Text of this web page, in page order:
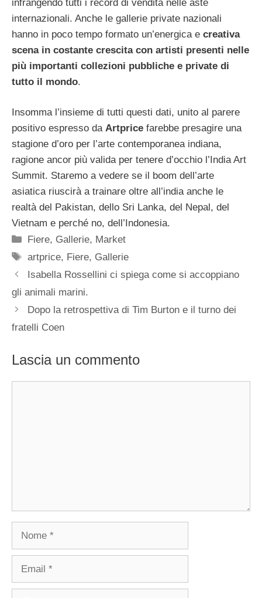
infrangendo tutti i record di vendita nelle aste
internazionali. Anche le gallerie private nazionali
hanno in poco tempo formato un’energica e creativa
scena in costante crescita con artisti presenti nelle
più importanti collezioni pubbliche e private di
tutto il mondo.
Insomma l’insieme di tutti questi dati, unito al parere
positivo espresso da Artprice farebbe presagire una
stagione d’oro per l’arte contemporanea indiana,
ragione ancor più valida per tenere d’occhio l’India Art
Summit. Staremo a vedere se il boom dell’arte
asiatica riuscirà a trainare oltre all’india anche le
realtà del Pakistan, dello Sri Lanka, del Nepal, del
Vietnam e perché no, dell’Indonesia.
Categorie
Fiere, Gallerie, Market
Tag
artprice, Fiere, Gallerie
Isabella Rossellini ci spiega come si accoppiano
gli animali marini.
Dopo la retrospettiva di Tim Burton e il turno dei
fratelli Coen
Lascia un commento